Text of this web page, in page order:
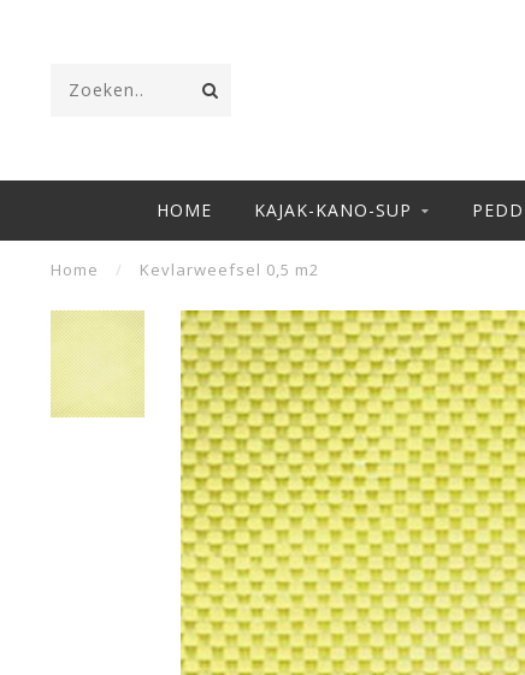
HOME KAJAK-KANO-SUP
Home / Kevlarweefsel 0,5 m2